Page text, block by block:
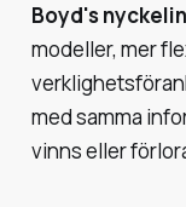
Boyd's
modeller, mer
med samma
vinns eller